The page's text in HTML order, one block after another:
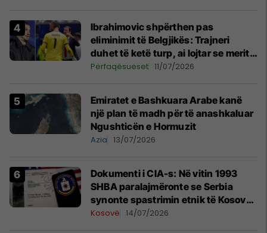
Ibrahimovic shpërthen pas
eliminimit të Belgjikës: Trajneri
duhet të ketë turp, ai lojtar se meritoi
të luante
Përfaqësueset 11/07/2026
Emiratet e Bashkuara Arabe kanë
një plan të madh për të anashkaluar
Ngushticën e Hormuzit
Azia 13/07/2026
Dokumenti i CIA-s: Në vitin 1993
SHBA paralajmëronte se Serbia
synonte spastrimin etnik të Kosovës
dhe destabilizimin e Ballkanit
Kosovë 14/07/2026